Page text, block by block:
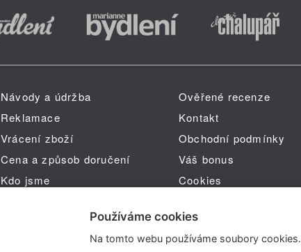
Návody a údržba
Reklamace
Vrácení zboží
Cena a způsob doručení
Kdo jsme
Ověřené recenze
Kontakt
Obchodní podmínky
Váš bonus
Cookies
Používáme cookies
Na tomto webu používáme soubory cookies.